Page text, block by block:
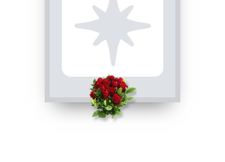
Visibile a tutti gli utenti
INVIA CONDOGLIANZE